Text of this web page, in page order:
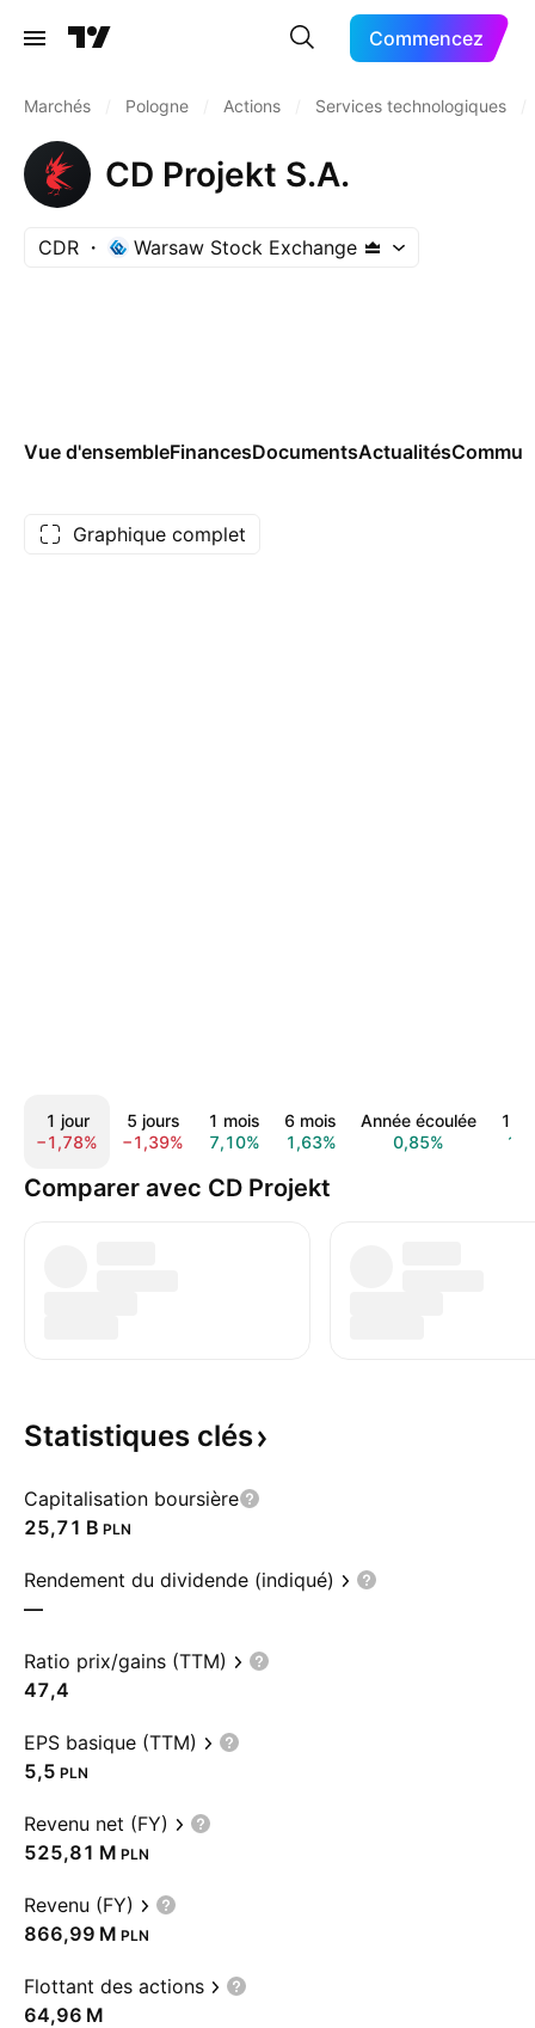
Commencez
Marchés Pologne Actions Services technologiques
CD Projekt S.A.
CDR Warsaw Stock Exchange
Vue d'ensembleFinancesDocumentsActualités
Graphique complet
1 jour
−1,78%
5 jours
−1,39%
1 mois
7,10%
6 mois
1,63%
Année écoulée
0,85%
1
Comparer avec CD Projekt
Statistiques clés
Capitalisation boursière
‪25,71 B‬ PLN
Rendement du dividende (indiqué)
—
Ratio prix/gains (TTM)
47,4
EPS basique (TTM)
5,5 PLN
Revenu net (FY)
‪525,81 M‬ PLN
Revenu (FY)
‪866,99 M‬ PLN
Flottant des actions
‪64,96 M‬